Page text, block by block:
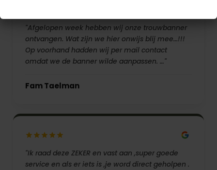
"Afgelopen week hebben wij onze trouwbanner
ontvangen. Wat zijn we hier onwijs blij mee...!!!
Op voorhand hadden wij per mail contact
omdat we de banner wilde aanpassen. …"
Fam Taelman
"Ik raad deze ZEKER en vast aan ,super goede
service en als er iets is ,je word direct geholpen .